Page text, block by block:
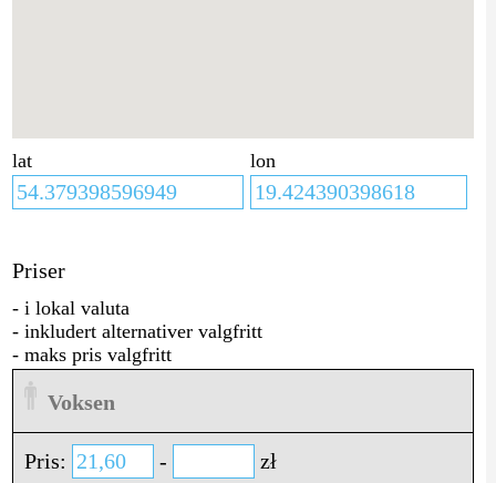
lat lon
Priser
- i lokal valuta
- inkludert alternativer valgfritt
- maks pris valgfritt
Voksen
Pris: -
zł